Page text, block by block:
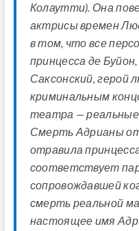
Колаутти). Она
актрисы времен
в том, что все
принцесса де
Саксонский, герой
криминальным
театра — реальные
Смерть Адрианы
отравила
соответствует
сопровождавшей
смерть реальной
настоящее имя